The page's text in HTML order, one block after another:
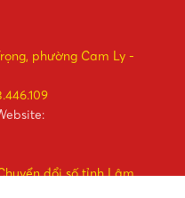
phường Cam Ly -
đổi số tỉnh Lâm